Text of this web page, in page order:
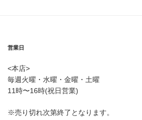
営業日
<本店>
毎週火曜・水曜・金曜・土曜
11時〜16時(祝日営業)
※売り切れ次第終了となります。